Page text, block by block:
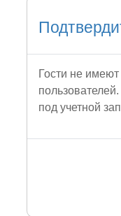
Гости не
под учетной